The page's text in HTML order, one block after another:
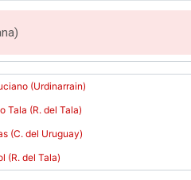
(Urdinarrain)
Tala (R. del Tala)
(C. del Uruguay)
(R. del Tala)